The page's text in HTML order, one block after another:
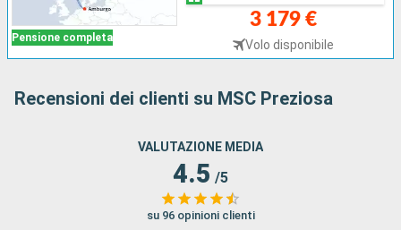
Pensione completa
3 179 €
Volo disponibile
Recensioni dei clienti su MSC Preziosa
VALUTAZIONE MEDIA
4.5 /5
su 96 opinioni clienti